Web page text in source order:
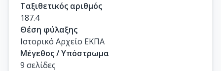
Ταξιθετικός αριθμός
187.4
Θέση φύλαξης
Ιστορικό Αρχείο ΕΚΠΑ
Μέγεθος / Υπόστρωμα
9 σελίδες